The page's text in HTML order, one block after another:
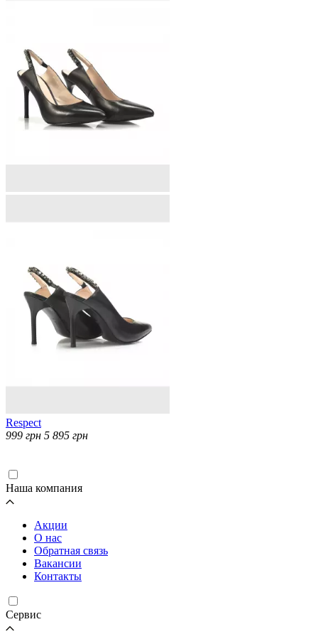
Respect
999 грн 5 895 грн
Наша компания
Акции
О нас
Обратная связь
Вакансии
Контакты
Cервис